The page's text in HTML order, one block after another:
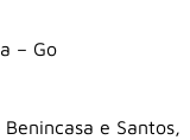
– Go
e Santos,